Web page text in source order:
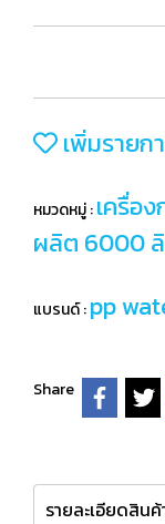
เพิ่มรายก
หมวดหมู่ :เครื่อ
ผลิต 6000
แบรนด์ :pp
Share
รายละเอียดสินค้